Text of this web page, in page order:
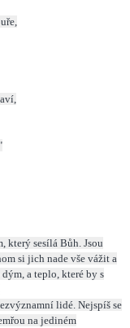
který sesílá Bůh. Jsou
si jich nade vše vážit a
a teplo, které by s
lidé. Nejspíš se
na jediném